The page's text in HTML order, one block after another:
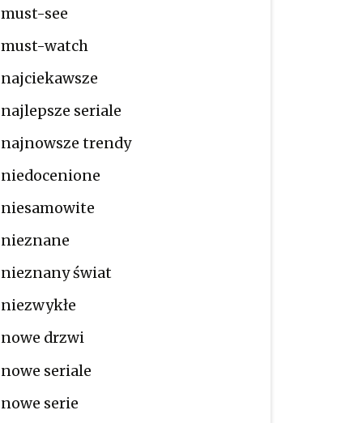
must-see
must-watch
najciekawsze
najlepsze seriale
najnowsze trendy
niedocenione
niesamowite
nieznane
nieznany świat
niezwykłe
nowe drzwi
nowe seriale
nowe serie